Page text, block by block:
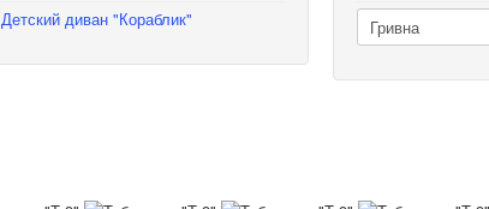
Детский диван "Кораблик"